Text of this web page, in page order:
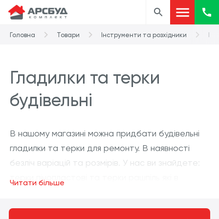
Головна Товари Інструменти та розхідники
Гладилки та терки
будівельні
В нашому магазині можна придбати будівельні
гладилки та терки для ремонту. В наявності
безліч варіацій та розмірів. У нас ви знайдете:
пінопластовими та полістирольними плитами;
Читати більше